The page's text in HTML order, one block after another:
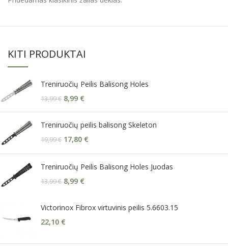
KITI PRODUKTAI
Treniruočių Peilis Balisong Holes
13,99€ 8,99 €
Treniruočių peilis balisong Skeleton
19,99€ 17,80 €
Treniruočių Peilis Balisong Holes Juodas
13,99€ 8,99 €
Victorinox Fibrox virtuvinis peilis 5.6603.15
22,10 €